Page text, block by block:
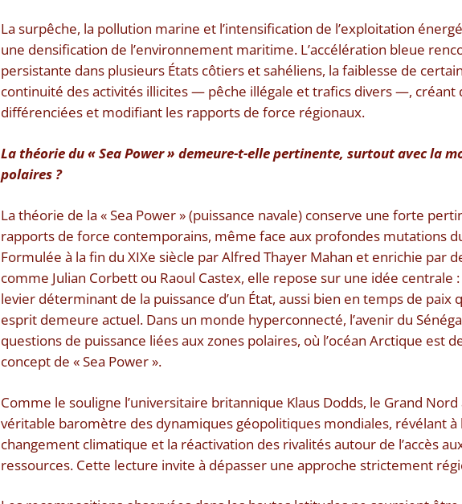
La surpêche, la pollution marine et l’intensification de l’exploitation
une densification de l’environnement maritime. L’accélération bleue
persistante dans plusieurs États côtiers et sahéliens, la faiblesse de
continuité des activités illicites — pêche illégale et trafics divers —, créant
différenciées et modifiant les rapports de force régionaux.
La théorie du « Sea Power » demeure-t-elle pertinente, surtout avec la
polaires ?
La théorie de la « Sea Power » (puissance navale) conserve une forte
rapports de force contemporains, même face aux profondes mutations
Formulée à la fin du XIXe siècle par Alfred Thayer Mahan et enrichie par
comme Julian Corbett ou Raoul Castex, elle repose sur une idée centrale
levier déterminant de la puissance d’un État, aussi bien en temps de paix
esprit demeure actuel. Dans un monde hyperconnecté, l’avenir du
questions de puissance liées aux zones polaires, où l’océan Arctique est
concept de « Sea Power ».
Comme le souligne l’universitaire britannique Klaus Dodds, le Grand
véritable baromètre des dynamiques géopolitiques mondiales, révélant à
changement climatique et la réactivation des rivalités autour de l’accès
ressources. Cette lecture invite à dépasser une approche strictement